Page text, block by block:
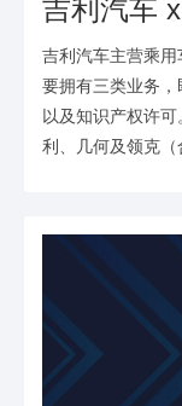
吉利汽车
吉利汽车主营乘
要拥有三类业务，
以及知识产权许
利、几何及领克（